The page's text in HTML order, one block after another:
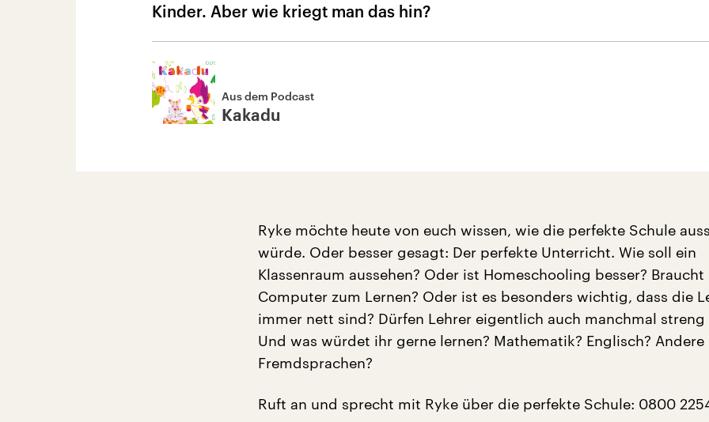
Kinder. Aber wie kriegt man das hin?
Aus dem Podcast
Kakadu
Ryke möchte heute von euch wissen, wie die perfekte Schule
würde. Oder besser gesagt: Der perfekte Unterricht. Wie soll ein
Klassenraum aussehen? Oder ist Homeschooling besser? Braucht
Computer zum Lernen? Oder ist es besonders wichtig, dass die
immer nett sind? Dürfen Lehrer eigentlich auch manchmal streng
Und was würdet ihr gerne lernen? Mathematik? Englisch? Andere
Fremdsprachen?
Ruft an und sprecht mit Ryke über die perfekte Schule: 0800